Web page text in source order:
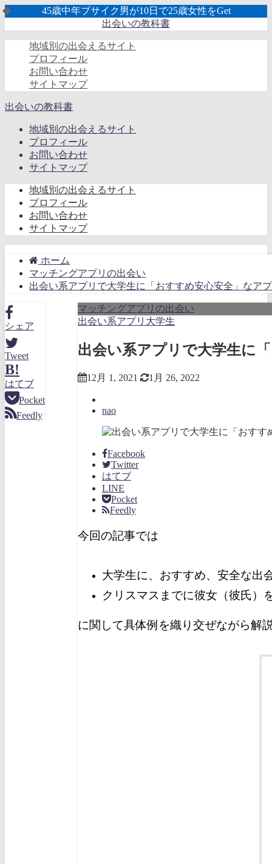
45歳中年ブサイク男が10日で25歳女性をGet
出会いの教科書
地域別の出会えるサイト
プロフィール
お問い合わせ
サイトマップ
出会いの教科書
地域別の出会えるサイト
プロフィール
お問い合わせ
サイトマップ
地域別の出会えるサイト
プロフィール
お問い合わせ
サイトマップ
ホーム
マッチングアプリの出会い
出会い系アプリで大学生に「おすすめ安心安全」なア
シェア
Tweet
B!
はてブ
Pocket
Feedly
マッチングアプリの出会い
出会い系アプリ大学生
出会い系アプリで大学生に
12月 1, 2021 1月 26, 2022
nao
Facebook
Twitter
はてブ
LINE
Pocket
Feedly
今回の記事では
大学生に、おすすめ、安全な出
クリスマスまでに彼女（彼氏）
に関して具体例を織り交ぜながら解